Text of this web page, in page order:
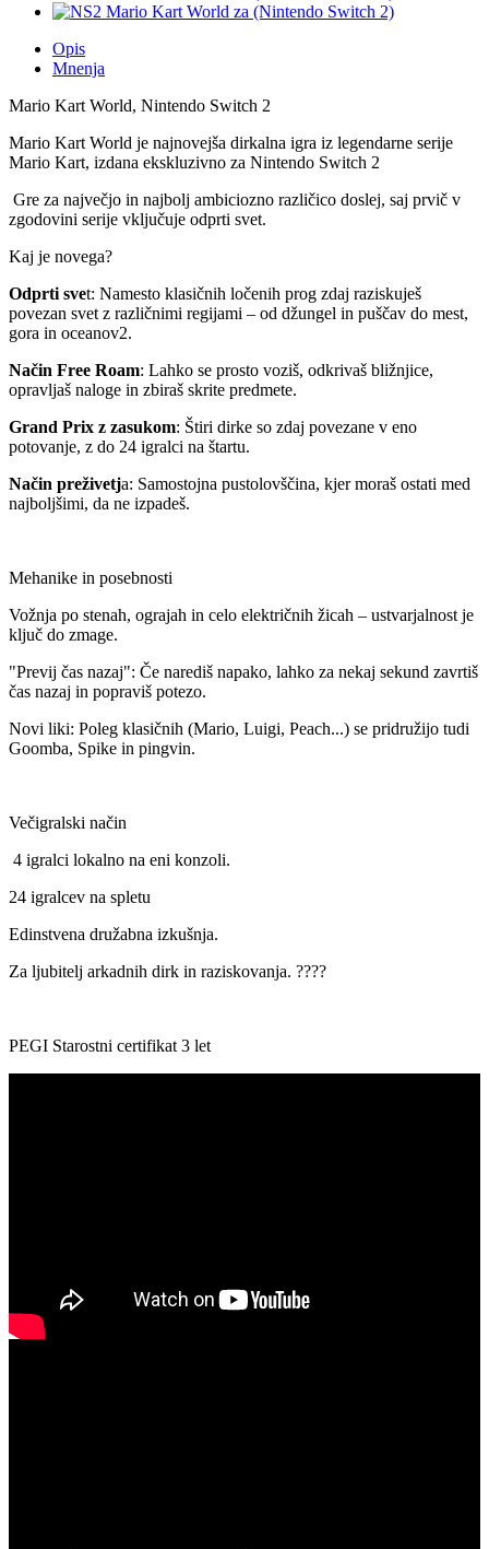
Opis
Mnenja
Mario Kart World, Nintendo Switch 2
Mario Kart World je najnovejša dirkalna igra iz legendarne serije
Mario Kart, izdana ekskluzivno za Nintendo Switch 2
Gre za največjo in najbolj ambiciozno različico doslej, saj prvič v
zgodovini serije vključuje odprti svet.
Kaj je novega?
Odprti svet: Namesto klasičnih ločenih prog zdaj raziskuješ
povezan svet z različnimi regijami – od džungel in puščav do mest,
gora in oceanov2.
Način Free Roam: Lahko se prosto voziš, odkrivaš bližnjice,
opravljaš naloge in zbiraš skrite predmete.
Grand Prix z zasukom: Štiri dirke so zdaj povezane v eno
potovanje, z do 24 igralci na štartu.
Način preživetja: Samostojna pustolovščina, kjer moraš ostati med
najboljšimi, da ne izpadeš.
Mehanike in posebnosti
Vožnja po stenah, ograjah in celo električnih žicah – ustvarjalnost je
ključ do zmage.
"Previj čas nazaj": Če narediš napako, lahko za nekaj sekund zavrtiš
čas nazaj in popraviš potezo.
Novi liki: Poleg klasičnih (Mario, Luigi, Peach...) se pridružijo tudi
Goomba, Spike in pingvin.
Večigralski način
4 igralci lokalno na eni konzoli.
24 igralcev na spletu
Edinstvena družabna izkušnja.
Za ljubitelj arkadnih dirk in raziskovanja. ????
PEGI Starostni certifikat 3 let